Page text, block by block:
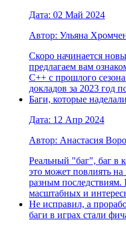
Дата: 02 Май 2024
Автор: Ульяна
Скоро начинается
предлагаем вам
С++ с прошлого
докладов за 2023 год
Баги, которые
Дата: 12 Апр 2024
Автор: Анастасия
Реальный "баг", баг в
это может повлиять
разным последствиям.
масштабных и
Не исправил, а
баги в играх стали